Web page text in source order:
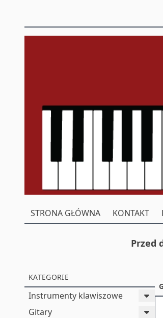
STRONA GŁÓWNA KONTAKT
Przed
KATEGORIE
Instrumenty klawiszowe
Gitary